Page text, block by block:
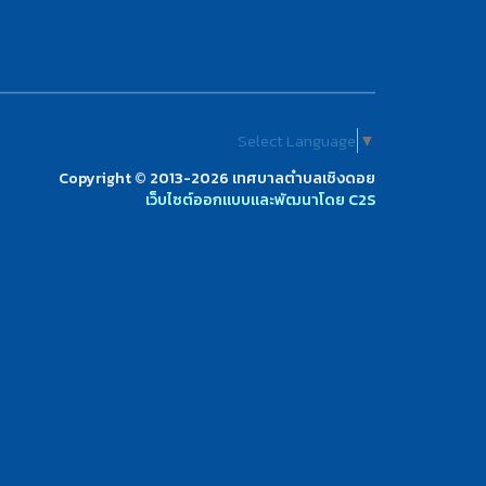
Select Language ▼
Copyright © 2013-2026 เทศบาลตำบลเชิงดอย
เว็บไซต์ออกแบบและพัฒนาโดย C2S